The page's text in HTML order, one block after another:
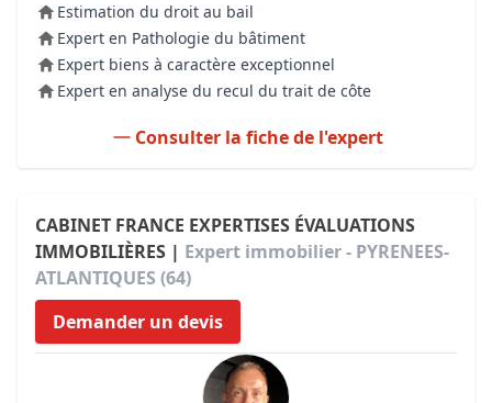
Estimation du droit au bail
Expert en Pathologie du bâtiment
Expert biens à caractère exceptionnel
Expert en analyse du recul du trait de côte
Consulter la fiche de l'expert
CABINET FRANCE EXPERTISES ÉVALUATIONS
IMMOBILIÈRES | Expert immobilier - PYRENEES-
ATLANTIQUES (64)
Demander un devis